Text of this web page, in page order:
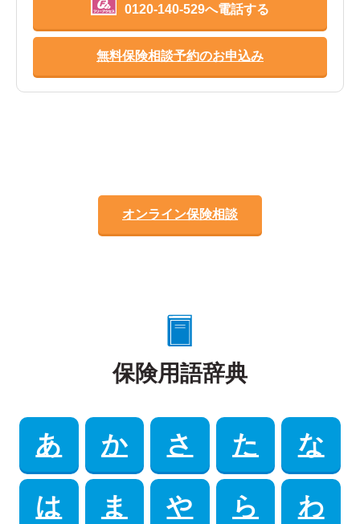
0120-140-529へ電話する
無料保険相談予約のお申込み
オンライン保険相談
保険用語辞典
あ か さ た な
は ま や ら わ